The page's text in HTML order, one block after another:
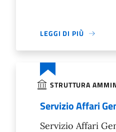
LEGGI DI PIÙ
STRUTTURA
Servizio Affari
Servizio Affari